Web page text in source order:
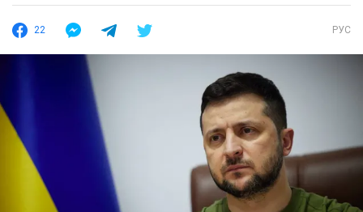
22 РУС